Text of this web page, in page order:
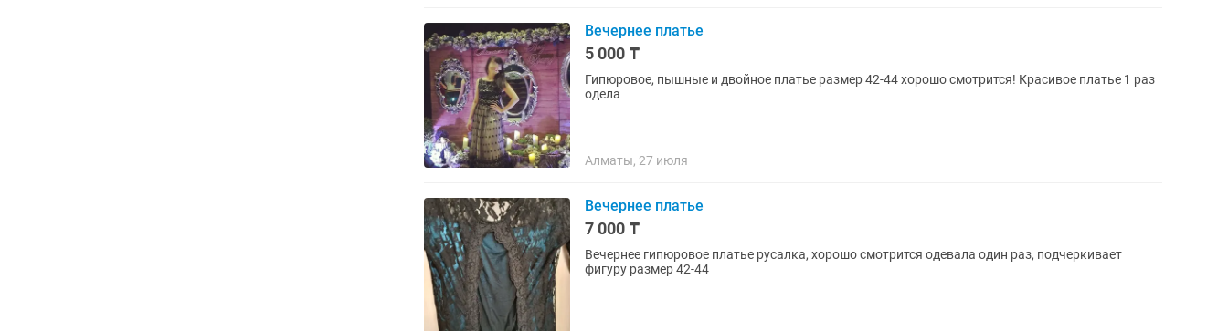
Вечернее платье
5 000 ₸
Гипюровое, пышные и двойное платье размер 42-44 хорошо смотрится! Красивое платье 1 раз
одела
Алматы, 27 июля
Вечернее платье
7 000 ₸
Вечернее гипюровое платье русалка, хорошо смотрится одевала один раз, подчеркивает
фигуру размер 42-44